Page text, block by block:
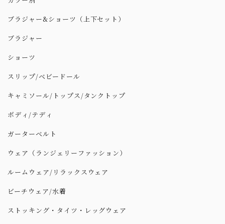
ブラジャー&ショーツ（上下セット）
ブラジャー
ショーツ
スリップ/ベビードール
キャミソール/トップス/タンクトップ
ボディ/テディ
ガーターベルト
ウェア（ランジェリーファッション）
ルームウェア/リラックスウェア
ビーチウェア/水着
ストッキング・タイツ・レッグウェア